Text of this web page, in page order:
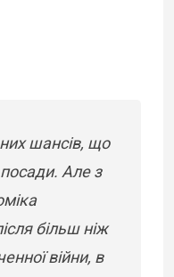
шансів, що
Але з
більш ніж
війни, в